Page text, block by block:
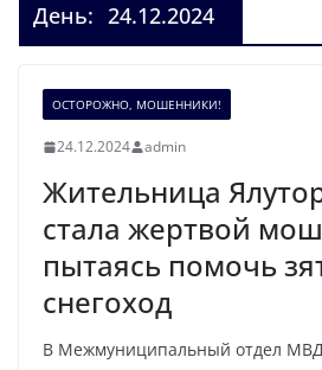
День: 24.12.2024
ОСТОРОЖНО, МОШЕННИКИ!
24.12.2024 admin
Жительница
стала жертвой
пытаясь помочь
снегоход
В Межмуниципальный отдел